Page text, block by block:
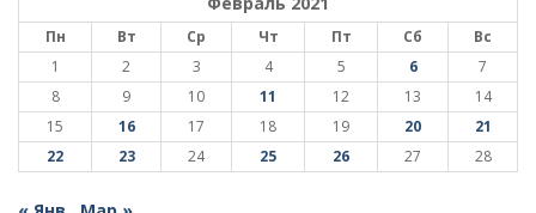
Пн Вт Ср Чт Пт Сб
Вс
1
2 3 4 5 6
7
8
9 10 11 12 13
14
15
16 17 18 19 20
21
22
23 24 25 26 27 28